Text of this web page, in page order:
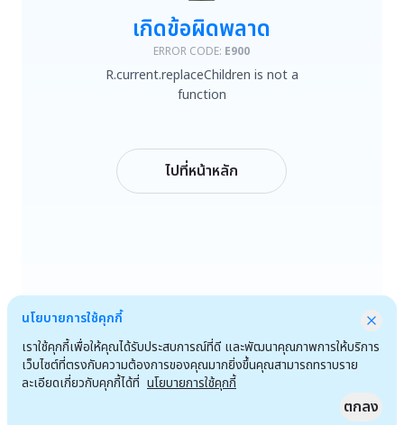
R.current.replaceChildren is not a function
เกิดข้อผิดพลาด
ERROR CODE: E900
R.current.replaceChildren is not a
function
ไปที่หน้าหลัก
นโยบายการใช้คุกกี้
เราใช้คุกกี้เพื่อให้คุณได้รับประสบการณ์ที่ดี และพัฒนาคุณภาพการให้บริการ
เว็บไซต์ที่ตรงกับความต้องการของคุณมากยิ่งขึ้นคุณสามารถทราบราย
ละเอียดเกี่ยวกับคุกกี้ได้ที่ นโยบายการใช้คุกกี้
ตกลง